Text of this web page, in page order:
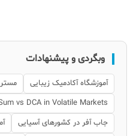
وبگردی و پیشنهادات
آموزشگاه آکادمیک زیبایی
vs DCA in Volatile Markets
جاب آفر در کشورهای آسیایی